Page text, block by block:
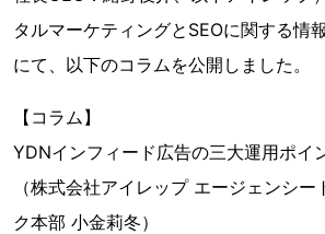
タルマーケティングとSEOに関する情
にて、以下のコラムを公開しました。
【コラム】
YDNインフィード広告の三大運用ポイ
（株式会社アイレップ エージェンシ
ク本部 小金莉冬）